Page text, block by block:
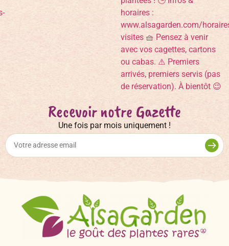
Recevoir notre Gazette
Une fois par mois uniquement !